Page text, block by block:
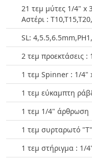
21 τεμ μύτες 1/4" x
Αστέρι :
SL:
2 τεμ προεκτάσεις
1 τεμ Spinner : 1/4"
1 τεμ εύκαμπτη
1 τεμ 1/4" άρθρωση
1 τεμ συρταρωτό
1 τεμ στήριγμα : 1/